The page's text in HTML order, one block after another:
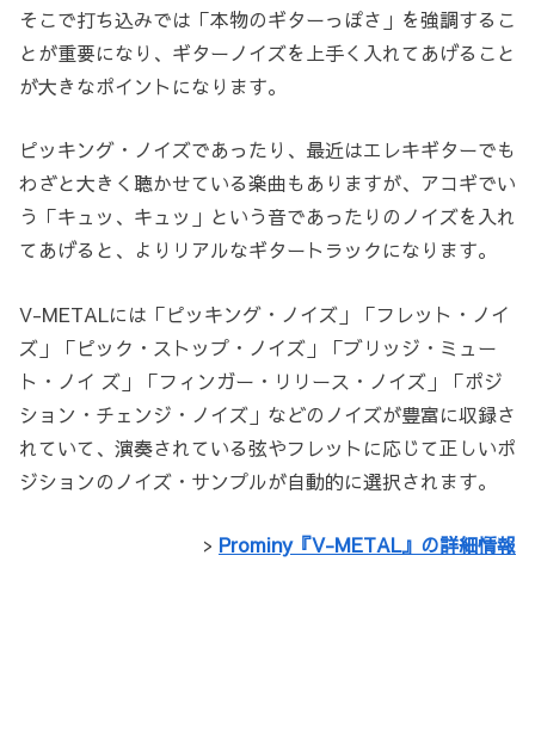
そこで打ち込みでは「本物のギターっぽさ」を強調するこ
とが重要になり、ギターノイズを上手く入れてあげること
が大きなポイントになります。
ピッキング・ノイズであったり、最近はエレキギターでも
わざと大きく聴かせている楽曲もありますが、アコギでい
う「キュッ、キュッ」という音であったりのノイズを入れ
てあげると、よりリアルなギタートラックになります。
V-METALには「ピッキング・ノイズ」「フレット・ノイ
ズ」「ピック・ストップ・ノイズ」「ブリッジ・ミュー
ト・ノイ ズ」「フィンガー・リリース・ノイズ」「ポジ
ション・チェンジ・ノイズ」などのノイズが豊富に収録さ
れていて、演奏されている弦やフレットに応じて正しいポ
ジションのノイズ・サンプルが自動的に選択されます。
> Prominy『V-METAL』の詳細情報